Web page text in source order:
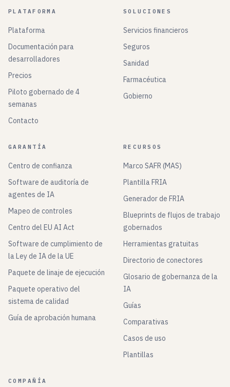
PLATAFORMA
Plataforma
Documentación para
desarrolladores
Precios
Piloto gobernado de 4
semanas
Contacto
SOLUCIONES
Servicios financieros
Seguros
Sanidad
Farmacéutica
Gobierno
GARANTÍA
Centro de confianza
Software de auditoría de
agentes de IA
Mapeo de controles
Centro del EU AI Act
Software de cumplimiento de
la Ley de IA de la UE
Paquete de linaje de ejecución
Paquete operativo del
sistema de calidad
Guía de aprobación humana
RECURSOS
Marco SAFR (MAS)
Plantilla FRIA
Generador de FRIA
Blueprints de flujos de trabajo
gobernados
Herramientas gratuitas
Directorio de conectores
Glosario de gobernanza de la
IA
Guías
Comparativas
Casos de uso
Plantillas
COMPAÑÍA